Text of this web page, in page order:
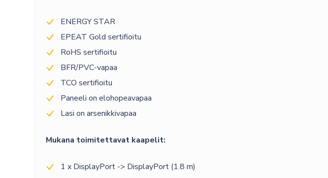
ENERGY STAR
EPEAT Gold sertifioitu
RoHS sertifioitu
BFR/PVC-vapaa
TCO sertifioitu
Paneeli on elohopeavapaa
Lasi on arsenikkivapaa
Mukana toimitettavat kaapelit:
1 x DisplayPort -> DisplayPort (1.8 m)